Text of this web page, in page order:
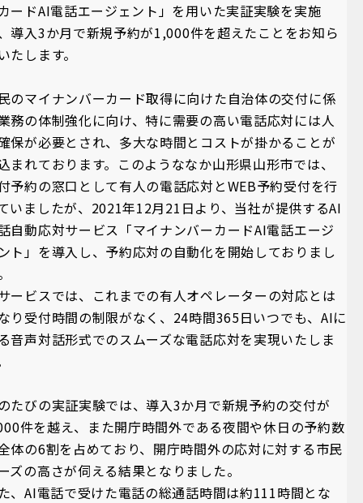
ードAI電話エージェント」を用いた実証実験を実施
導入3か月で新規予約が1,000件を超えたことをお知ら
たします。
のマイナンバーカード取得に向けた自治体の交付に係
務の体制強化に向け、特に需要の高い電話応対には人
保が必要とされ、多大な時間とコストが掛かることが
まれております。このようななか山形県山形市では、
予約の窓口として有人の電話応対とWEB予約受付を行
いましたが、2021年12月21日より、当社が提供するAI
自動応対サービス「マイナンバーカードAI電話エージ
ト」を導入し、予約応対の自動化を開始しておりまし
ービスでは、これまでの有人オペレーターの対応とは
り受付時間の制限がなく、24時間365日いつでも、AIに
音声対話形式でのスムーズな電話応対を実現いたしま
たびの実証実験では、導入3か月で新規予約の交付が
件を越え、また開庁時間外である夜間や休日の予約数
体の6割を占めており、開庁時間外の応対に対する市民
ズの高さが伺える結果となりました。
、AI電話で受けた電話の総通話時間は約111時間とな